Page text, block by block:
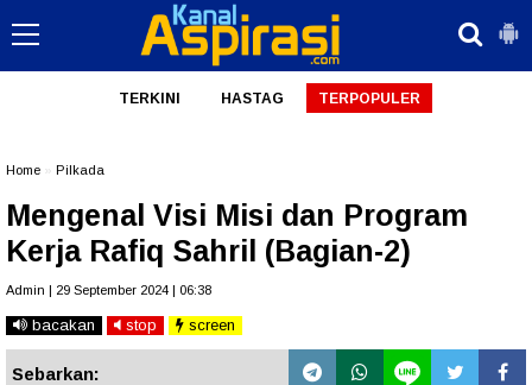
TERKINI HASTAG TERPOPULER
Home Pilkada
Mengenal Visi Misi dan Program
Kerja Rafiq Sahril (Bagian-2)
Admin | 29 September 2024 | 06:38
bacakan stop screen
Sebarkan: